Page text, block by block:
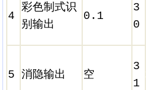
4
彩色制式识
别输出
0.1
3
0
5 消隐输出 空
3
1